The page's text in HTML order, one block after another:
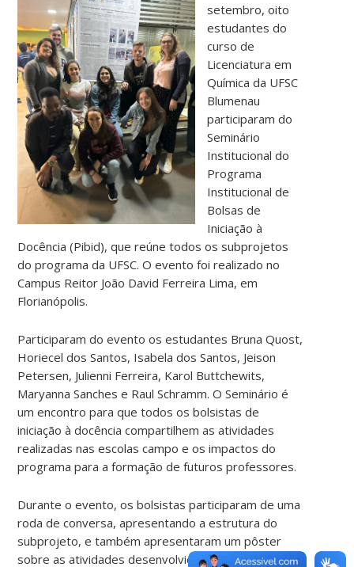
setembro, oito
estudantes do
curso de
Licenciatura em
Química da UFSC
Blumenau
participaram do
Seminário
Institucional do
Programa
Institucional de
Bolsas de
Iniciação à
Docência (Pibid), que reúne todos os subprojetos
do programa da UFSC. O evento foi realizado no
Campus Reitor João David Ferreira Lima, em
Florianópolis.
Participaram do evento os estudantes Bruna Quost,
Horiecel dos Santos, Isabela dos Santos, Jeison
Petersen, Julienni Ferreira, Karol Buttchewits,
Maryanna Sanches e Raul Schramm. O Seminário é
um encontro para que todos os bolsistas de
iniciação à docência compartilhem as atividades
realizadas nas escolas campo e os impactos do
programa para a formação de futuros professores.
Durante o evento, os bolsistas participaram de uma
roda de conversa, apresentando a estrutura do
subprojeto, e também apresentaram um pôster
sobre as atividades desenvolvidas nas escolas